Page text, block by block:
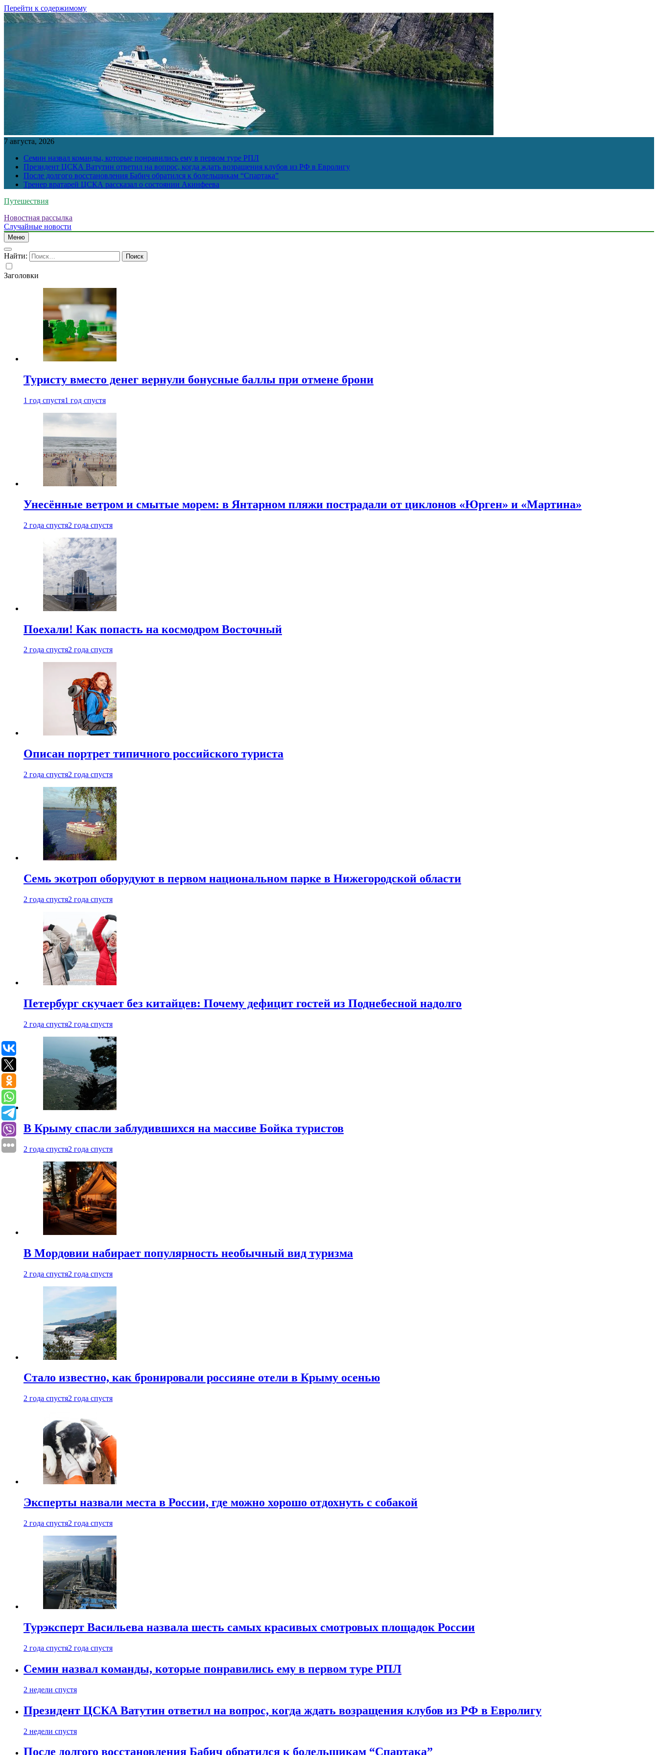
Перейти к содержимому
7 августа, 2026
Семин назвал команды, которые понравились ему в первом туре РПЛ
Президент ЦСКА Ватутин ответил на вопрос, когда ждать возращения клубов из РФ в Евролигу
После долгого восстановления Бабич обратился к болельщикам “Спартака”
Тренер вратарей ЦСКА рассказал о состоянии Акинфеева
Путешествия
Новостная рассылка
Случайные новости
Меню
Найти:
Заголовки
Туристу вместо денег вернули бонусные баллы при отмене брони
1 год спустя1 год спустя
Унесённые ветром и смытые морем: в Янтарном пляжи пострадали от циклонов «Юрген» и «Мартина»
2 года спустя2 года спустя
Поехали! Как попасть на космодром Восточный
2 года спустя2 года спустя
Описан портрет типичного российского туриста
2 года спустя2 года спустя
Семь экотроп оборудуют в первом национальном парке в Нижегородской области
2 года спустя2 года спустя
Петербург скучает без китайцев: Почему дефицит гостей из Поднебесной надолго
2 года спустя2 года спустя
В Крыму спасли заблудившихся на массиве Бойка туристов
2 года спустя2 года спустя
В Мордовии набирает популярность необычный вид туризма
2 года спустя2 года спустя
Стало известно, как бронировали россияне отели в Крыму осенью
2 года спустя2 года спустя
Эксперты назвали места в России, где можно хорошо отдохнуть с собакой
2 года спустя2 года спустя
Турэксперт Васильева назвала шесть самых красивых смотровых площадок России
2 года спустя2 года спустя
Семин назвал команды, которые понравились ему в первом туре РПЛ
2 недели спустя
Президент ЦСКА Ватутин ответил на вопрос, когда ждать возращения клубов из РФ в Евролигу
2 недели спустя
После долгого восстановления Бабич обратился к болельщикам “Спартака”